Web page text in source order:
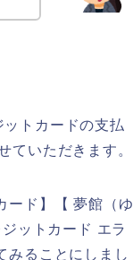
トカードの支払
ていただきます。
ード】【 夢館（ゆ
ットカード エラ
みることにしまし